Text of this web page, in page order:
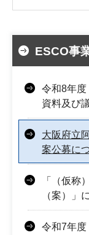
ESCO事
令和8年
資料及び
大阪府立
案公募に
「（仮称
（案）」
令和7年